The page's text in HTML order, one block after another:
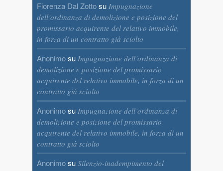
Fiorenza Dal Zottosu Impugnazione
dell’ordinanza di demolizione e posizione del
promissario acquirente del relativo immobile,
in forza di un contratto già sciolto
Anonimosu Impugnazione dell’ordinanza di
demolizione e posizione del promissario
acquirente del relativo immobile, in forza di un
contratto già sciolto
Anonimosu Impugnazione dell’ordinanza di
demolizione e posizione del promissario
acquirente del relativo immobile, in forza di un
contratto già sciolto
Anonimosu Silenzio-inadempimento del